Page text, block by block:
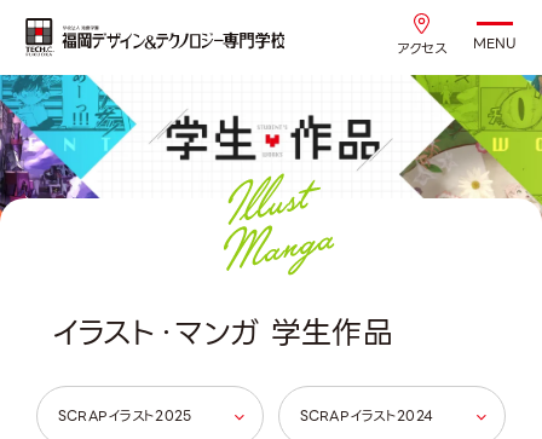
アクセス MENU
イラスト・マンガ 学生作品
SCRAPイラスト2025 SCRAPイラスト2024